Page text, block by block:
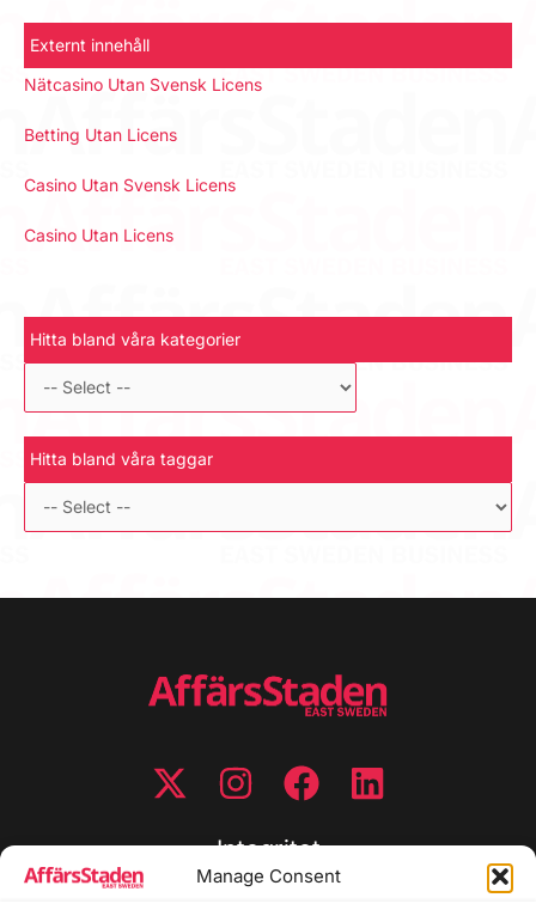
Manage Consent
Externt innehåll
Nätcasino Utan Svensk Licens
Betting Utan Licens
Casino Utan Svensk Licens
Casino Utan Licens
Hitta bland våra kategorier
Hitta bland våra taggar
Integritet